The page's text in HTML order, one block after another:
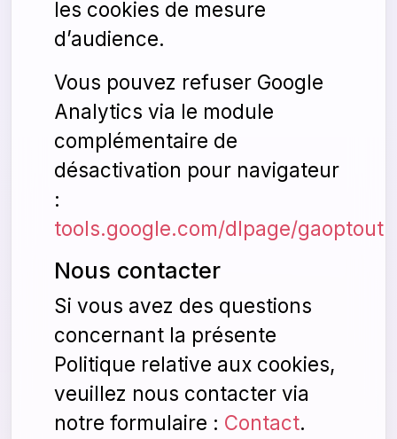
les cookies de mesure
d’audience.
Vous pouvez refuser Google
Analytics via le module
complémentaire de
désactivation pour navigateur
:
tools.google.com/dlpage/gaoptout
Nous contacter
Si vous avez des questions
concernant la présente
Politique relative aux cookies,
veuillez nous contacter via
notre formulaire : Contact.